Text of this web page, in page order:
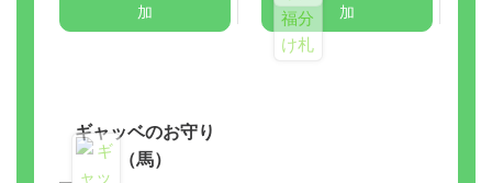
加
加
ギャッベのお守り
（馬）